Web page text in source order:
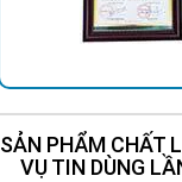
SẢN PHẨM CHẤT
VỤ TIN DÙNG